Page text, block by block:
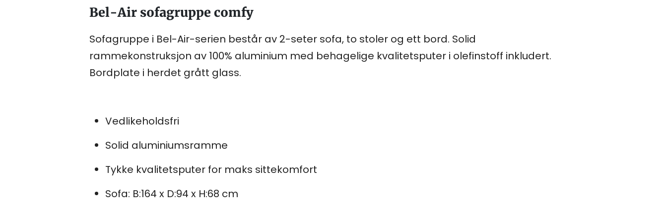
Bel-Air sofagruppe comfy
Sofagruppe i Bel-Air-serien består av 2-seter sofa, to stoler og ett bord. Solid
rammekonstruksjon av 100% aluminium med behagelige kvalitetsputer i olefinstoff inkludert.
Bordplate i herdet grått glass.
Vedlikeholdsfri
Solid aluminiumsramme
Tykke kvalitetsputer for maks sittekomfort
Sofa: B:164 x D:94 x H:68 cm